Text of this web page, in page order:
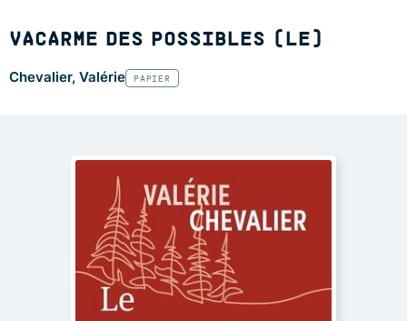
VACARME DES POSSIBLES (LE)
Chevalier, Valérie PAPIER